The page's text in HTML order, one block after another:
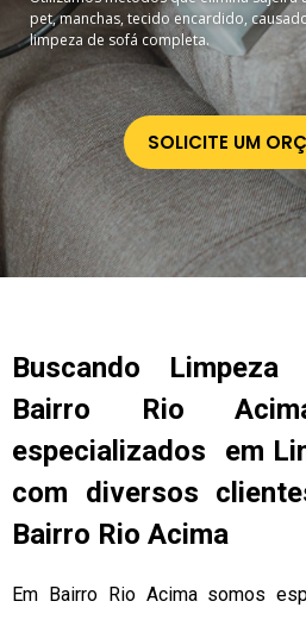
pet, manchas, tecido encardido,
limpeza de sofá completa.
SOLICITE UM
Buscando
Bairro Rio
especializados em
com diversos
Bairro Rio Acima
Em Bairro Rio Acima somos